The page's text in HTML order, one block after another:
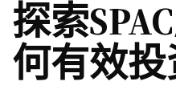
探索
何有效